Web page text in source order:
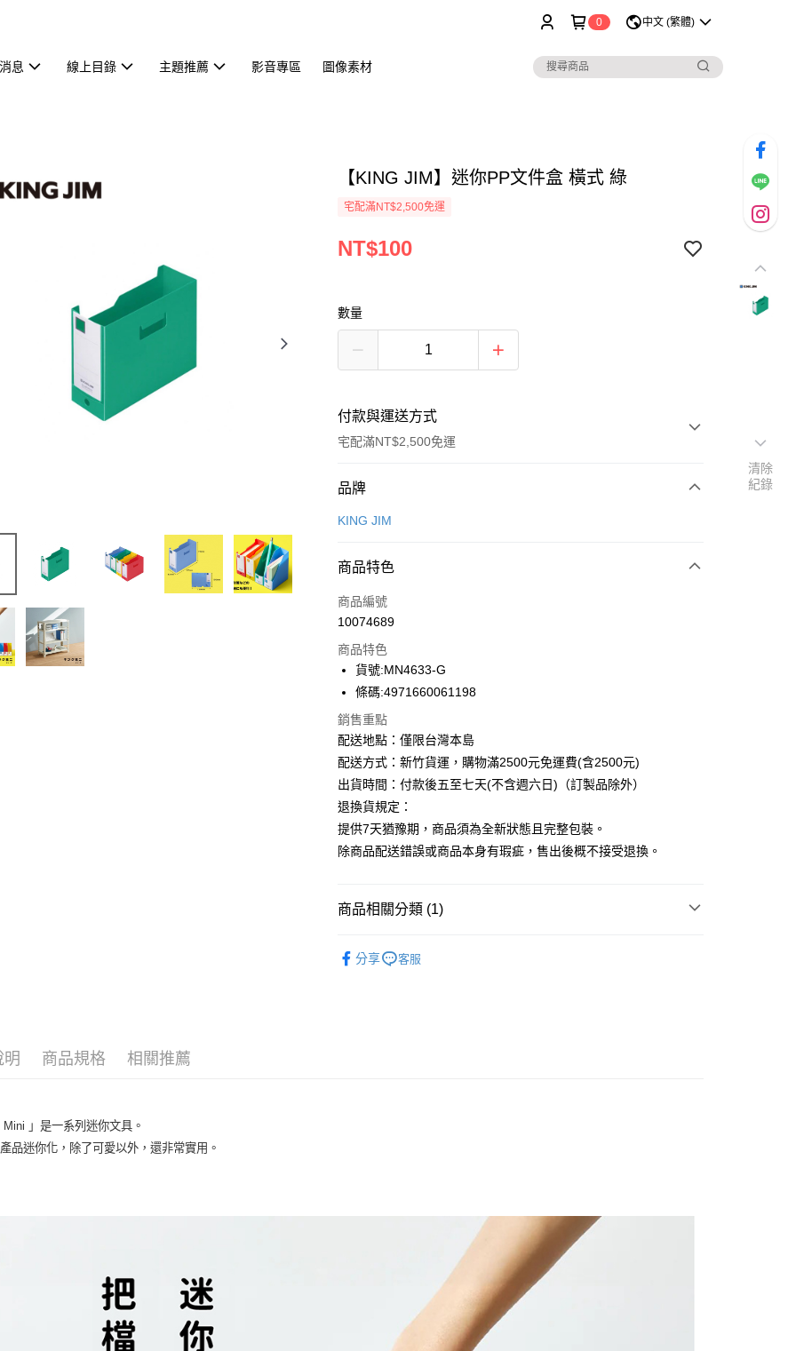
0 中文 (繁體)
息 線上目錄 主題推薦 影音專區 圖像素材
【KING JIM】迷你PP文件盒 橫式 綠
宅配滿NT$2,500免運
NT$100
數量
付款與運送方式
宅配滿NT$2,500免運
付款方式
信用卡一次付款
悠遊付
ATM付款
下單前請先詢問庫存
每筆NT$130，滿NT$2,500(含以上)免運費
品牌
KING JIM
商品特色
商品編號
10074689
商品特色
貨號:MN4633-G
條碼:4971660061198
銷售重點
配送地點：僅限台灣本島
配送方式：新竹貨運，購物滿2500元免運費(含2500元)
出貨時間：付款後五至七天(不含週六日)（訂製品除外）
退換貨規定：
提供7天猶豫期，商品須為全新狀態且完整包裝。
除商品配送錯誤或商品本身有瑕疵，售出後概不接受退換。
商品相關分類 (1)
分享
客服
明 商品規格 相關推薦
Mini 」是一系列迷你文具。
品迷你化，除了可愛以外，還非常實用。
清除
紀錄